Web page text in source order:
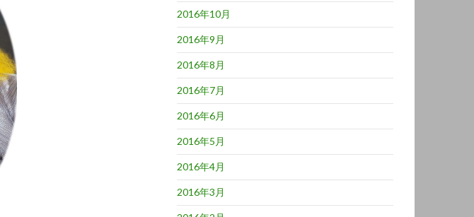
2016年10月
2016年9月
2016年8月
2016年7月
2016年6月
2016年5月
2016年4月
2016年3月